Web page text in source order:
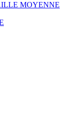
MOYENNE